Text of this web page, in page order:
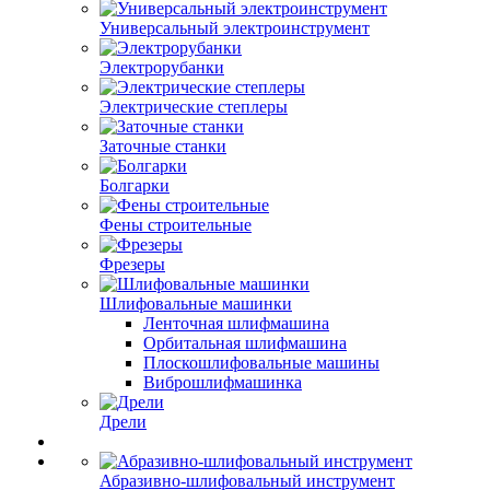
Универсальный электроинструмент
Электрорубанки
Электрические степлеры
Заточные станки
Болгарки
Фены строительные
Фрезеры
Шлифовальные машинки
Ленточная шлифмашина
Орбитальная шлифмашина
Плоскошлифовальные машины
Виброшлифмашинка
Дрели
Абразивно-шлифовальный инструмент